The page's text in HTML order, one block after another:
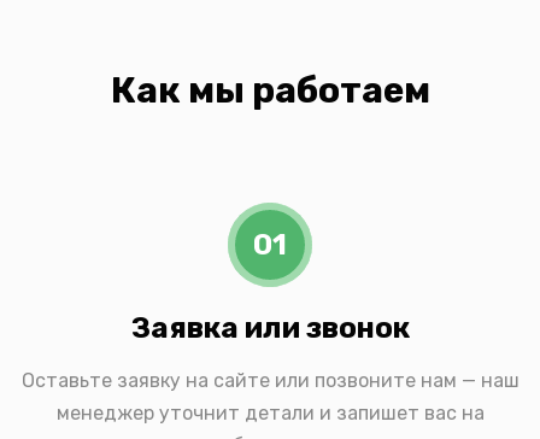
Как мы работаем
01
Заявка или звонок
Оставьте заявку на сайте или позвоните нам — наш
менеджер уточнит детали и запишет вас на